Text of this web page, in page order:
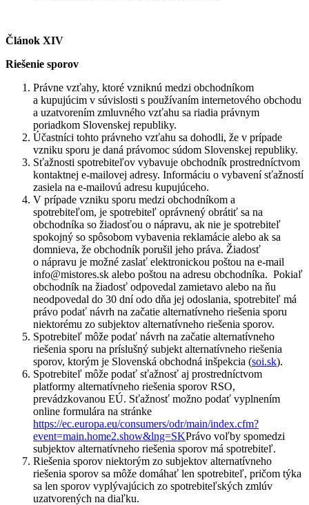
Článok XIV
Riešenie sporov
Právne vzťahy, ktoré vzniknú medzi obchodníkom
a kupujúcim v súvislosti s používaním internetového obchodu
a uzatvorením zmluvného vzťahu sa riadia právnym
poriadkom Slovenskej republiky.
Účastníci tohto právneho vzťahu sa dohodli, že v prípade
vzniku sporu je daná právomoc súdom Slovenskej republiky.
Sťažnosti spotrebiteľov vybavuje obchodník prostredníctvom
kontaktnej e-mailovej adresy. Informáciu o vybavení sťažností
zasiela na e-mailovú adresu kupujúceho.
V prípade vzniku sporu medzi obchodníkom a
spotrebiteľom, je spotrebiteľ oprávnený obrátiť sa na
obchodníka so žiadosťou o nápravu, ak nie je spotrebiteľ
spokojný so spôsobom vybavenia reklamácie alebo ak sa
domnieva, že obchodník porušil jeho práva. Žiadosť
o nápravu je možné zaslať elektronickou poštou na e-mail
info@mistores.sk alebo poštou na adresu obchodníka. Pokiaľ
obchodník na žiadosť odpovedal zamietavo alebo na ňu
neodpovedal do 30 dní odo dňa jej odoslania, spotrebiteľ má
právo podať návrh na začatie alternatívneho riešenia sporu
niektorému zo subjektov alternatívneho riešenia sporov.
Spotrebiteľ môže podať návrh na začatie alternatívneho
riešenia sporu na príslušný subjekt alternatívneho riešenia
sporov, ktorým je Slovenská obchodná inšpekcia (soi.sk).
Spotrebiteľ môže podať sťažnosť aj prostredníctvom
platformy alternatívneho riešenia sporov RSO,
prevádzkovanou EÚ. Sťažnosť možno podať vyplnením
online formulára na stránke
https://ec.europa.eu/consumers/odr/main/index.cfm?
event=main.home2.show&lng=SKPrávo voľby spomedzi
subjektov alternatívneho riešenia sporov má spotrebiteľ.
Riešenia sporov niektorým zo subjektov alternatívneho
riešenia sporov sa môže domáhať len spotrebiteľ, pričom týka
sa len sporov vyplývajúcich zo spotrebiteľských zmlúv
uzatvorených na diaľku.